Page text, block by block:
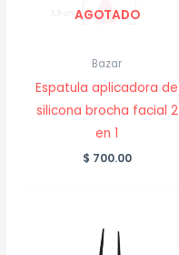
AGOTADO
Bazar
Espatula aplicadora de
silicona brocha facial 2
en 1
$ 700.00